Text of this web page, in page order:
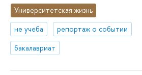
Университетская жизнь
не учеба
репортаж о событии
бакалавриат